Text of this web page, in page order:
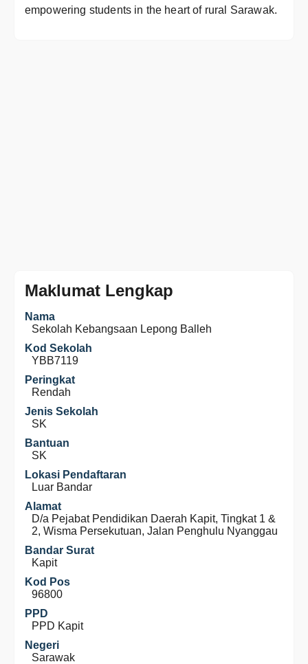
empowering students in the heart of rural Sarawak.
Maklumat Lengkap
Nama
Sekolah Kebangsaan Lepong Balleh
Kod Sekolah
YBB7119
Peringkat
Rendah
Jenis Sekolah
SK
Bantuan
SK
Lokasi Pendaftaran
Luar Bandar
Alamat
D/a Pejabat Pendidikan Daerah Kapit, Tingkat 1 &
2, Wisma Persekutuan, Jalan Penghulu Nyanggau
Bandar Surat
Kapit
Kod Pos
96800
PPD
PPD Kapit
Negeri
Sarawak